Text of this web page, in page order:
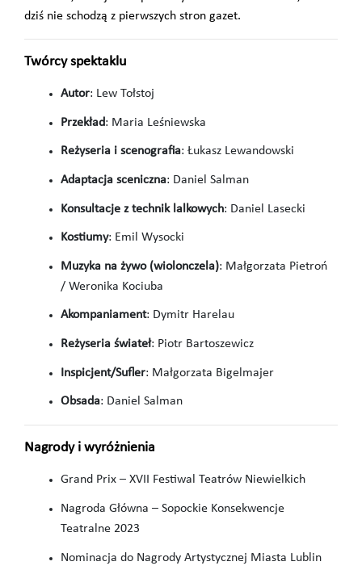
dziś nie schodzą z pierwszych stron gazet.
Twórcy spektaklu
Autor: Lew Tołstoj
Przekład: Maria Leśniewska
Reżyseria i scenografia: Łukasz Lewandowski
Adaptacja sceniczna: Daniel Salman
Konsultacje z technik lalkowych: Daniel Lasecki
Kostiumy: Emil Wysocki
Muzyka na żywo (wiolonczela): Małgorzata Pietroń
/ Weronika Kociuba
Akompaniament: Dymitr Harelau
Reżyseria świateł: Piotr Bartoszewicz
Inspicjent/Sufler: Małgorzata Bigelmajer
Obsada: Daniel Salman
Nagrody i wyróżnienia
Grand Prix – XVII Festiwal Teatrów Niewielkich
Nagroda Główna – Sopockie Konsekwencje
Teatralne 2023
Nominacja do Nagrody Artystycznej Miasta Lublin